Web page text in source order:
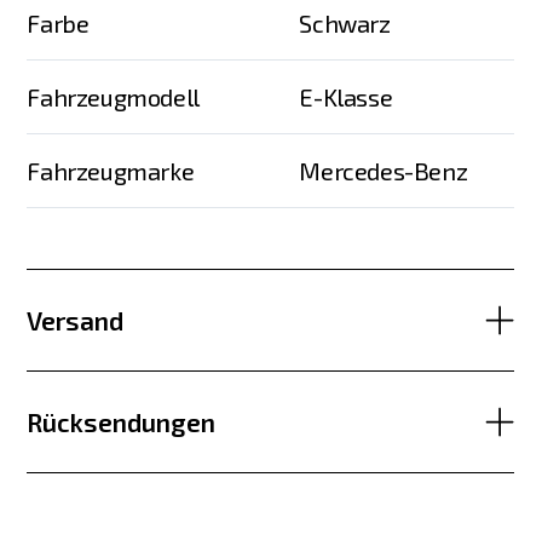
Farbe Schwarz
Fahrzeugmodell E-Klasse
Fahrzeugmarke Mercedes-Benz
Versand
Rücksendungen